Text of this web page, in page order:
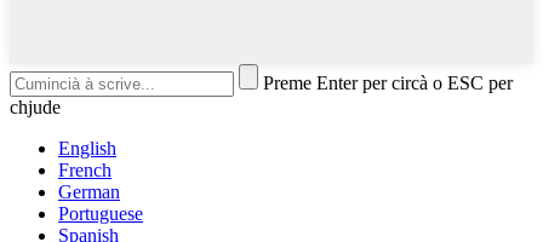
Preme Enter per circà o ESC per
chjude
English
French
German
Portuguese
Spanish